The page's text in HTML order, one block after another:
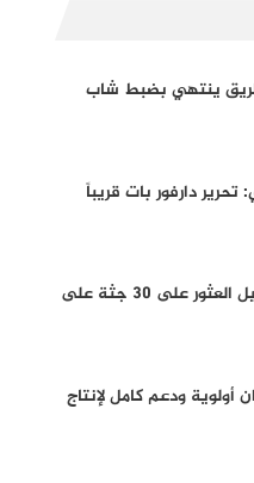
ينتهي بضبط شاب
تحرير دارفور بات قريباً
شهود يكشفون تفاصيل العثور على 30 جثة على
أولوية ودعم كامل لإنتاج